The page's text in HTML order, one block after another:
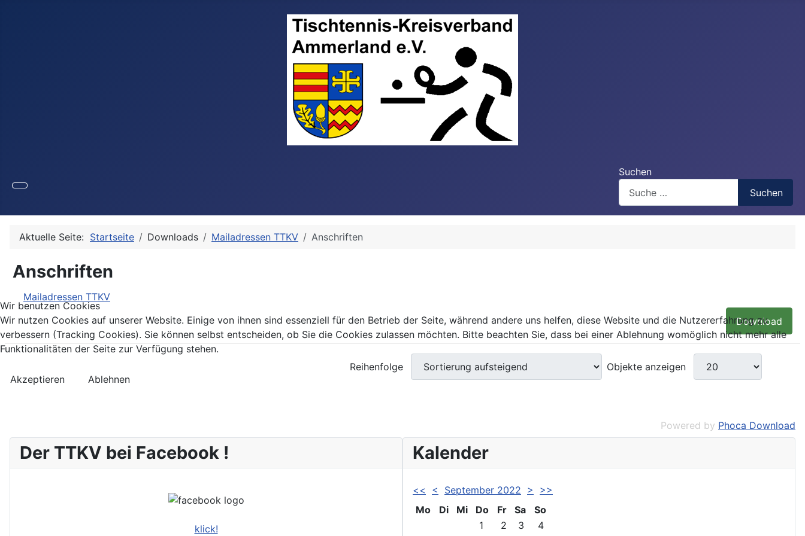
Suchen
Suchen
Aktuelle Seite: Startseite Downloads Mailadressen TTKV Anschriften
Anschriften
Mailadressen TTKV
Download
Reihenfolge Objekte anzeigen
Powered by Phoca Download
Der TTKV bei Facebook !
klick!
Kalender
<< < September 2022 >
>>
Mo
Di Mi Do Fr Sa
So
1
2 3
4
Wir benutzen Cookies
Wir nutzen Cookies auf unserer Website. Einige von ihnen sind essenziell für den Betrieb der Seite, während andere uns helfen, diese Website und die Nutzererfahrung zu
verbessern (Tracking Cookies). Sie können selbst entscheiden, ob Sie die Cookies zulassen möchten. Bitte beachten Sie, dass bei einer Ablehnung womöglich nicht mehr alle
Funktionalitäten der Seite zur Verfügung stehen.
Akzeptieren Ablehnen